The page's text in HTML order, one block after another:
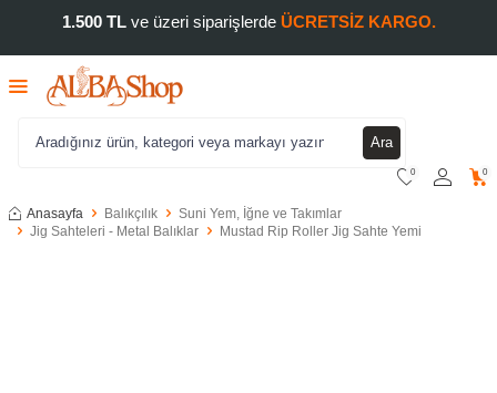
1.500 TLve üzeri siparişlerde ÜCRETSİZ KARGO.
Ara
0 0
Anasayfa Balıkçılık
Suni Yem, İğne ve Takımlar
Jig Sahteleri - Metal Balıklar
Mustad Rip Roller Jig Sahte Yemi